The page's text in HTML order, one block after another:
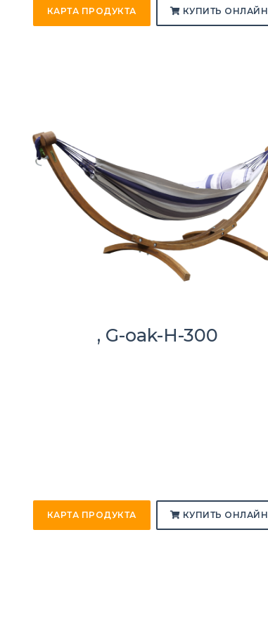
КАРТА ПРОДУКТА КУПИТЬ ОНЛАЙН
, G-oak-H-300
КАРТА ПРОДУКТА КУПИТЬ ОНЛАЙН